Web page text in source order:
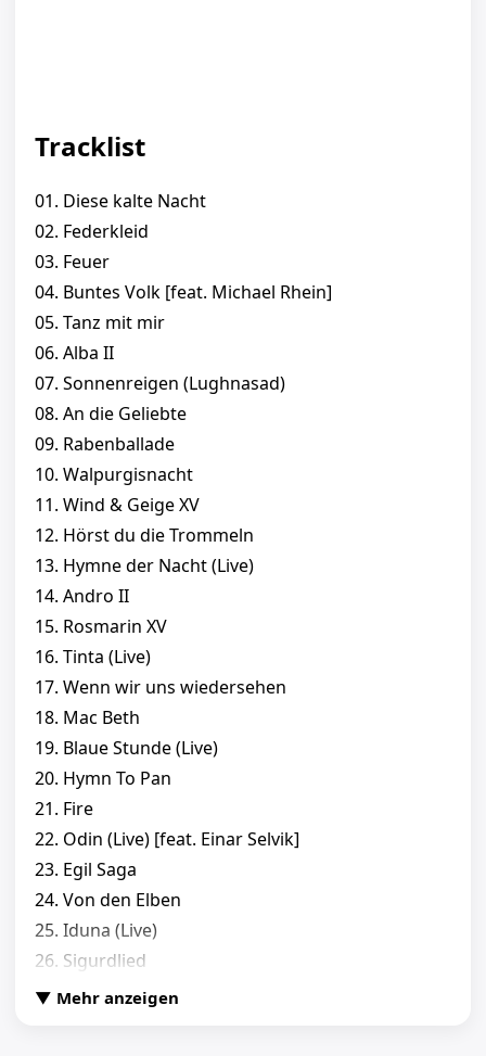
Tracklist
01. Diese kalte Nacht
02. Federkleid
03. Feuer
04. Buntes Volk [feat. Michael Rhein]
05. Tanz mit mir
06. Alba II
07. Sonnenreigen (Lughnasad)
08. An die Geliebte
09. Rabenballade
10. Walpurgisnacht
11. Wind & Geige XV
12. Hörst du die Trommeln
13. Hymne der Nacht (Live)
14. Andro II
15. Rosmarin XV
16. Tinta (Live)
17. Wenn wir uns wiedersehen
18. Mac Beth
19. Blaue Stunde (Live)
20. Hymn To Pan
21. Fire
22. Odin (Live) [feat. Einar Selvik]
23. Egil Saga
24. Von den Elben
25. Iduna (Live)
26. Sigurdlied
▼ Mehr anzeigen